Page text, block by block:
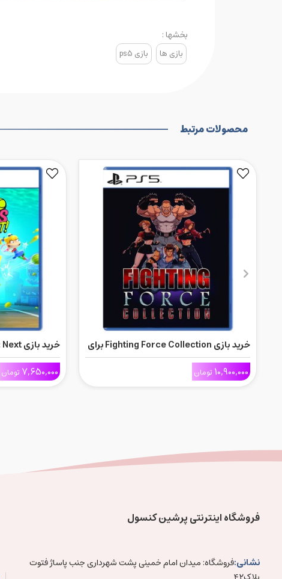
بخشها :
بازی ها بازی ps5
محصولات مرتبط
خرید بازی Fighting Force Collection برای
Ps5
10,900,000تومان
Ps5
7,650,000 تومان
فروشگاه اینترنتی پرشین کنسول
نشانی:فروشگاه: میدان امام خمینی پشت شهرداری جنب پاساژ فتوت